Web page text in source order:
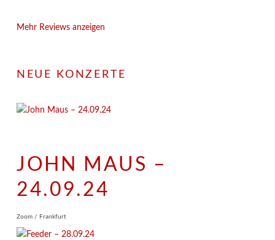
Mehr Reviews anzeigen
NEUE KONZERTE
JOHN MAUS –
24.09.24
Zoom / Frankfurt